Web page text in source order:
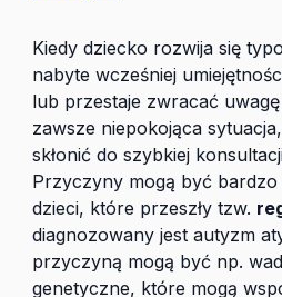
Kiedy dziecko rozwija się
nabyte wcześniej
lub przestaje zwracać
zawsze niepokojąca
skłonić do szybkiej
Przyczyny mogą być
dzieci, które przeszły tzw.
diagnozowany jest autyzm
przyczyną mogą być np.
genetyczne, które mogą